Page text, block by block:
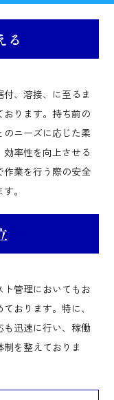
る
、溶接、に至るま
ります。持ち前の
のニーズに応じた柔
率性を向上させる
作業を行う際の安全
。
管理においてもお
おります。特に、
迅速に行い、稼働
を整えておりま